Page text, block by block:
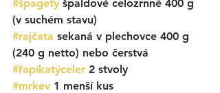
#špagety špaldové celozrnné 400 g
(v suchém stavu)
#rajčata sekaná v plechovce 400 g
(240 g netto) nebo čerstvá
#řapíkatýceler 2 stvoly
#mrkev 1 menší kus